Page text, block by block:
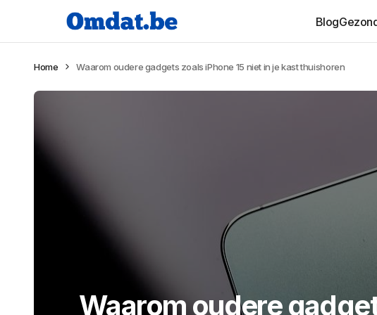
Blog
Home Waarom oudere gadgets zoals iPhone 15 niet in je kast thuishoren
Waarom oudere